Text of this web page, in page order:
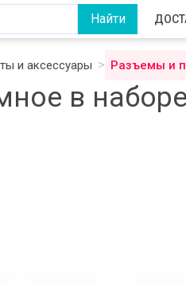
и аксессуары Разъемы и
в